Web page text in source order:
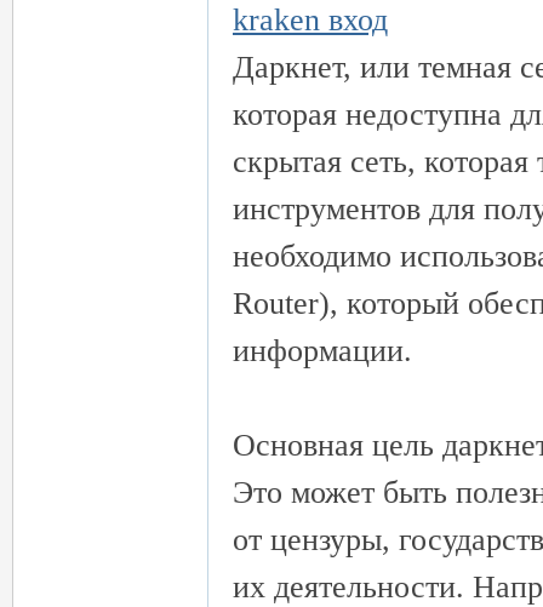
kraken вход
Даркнет, или темная
которая недоступна
скрытая сеть,
инструментов для
необходимо
Router), который
информации.
Основная цель
Это может быть
от цензуры,
их деятельности.